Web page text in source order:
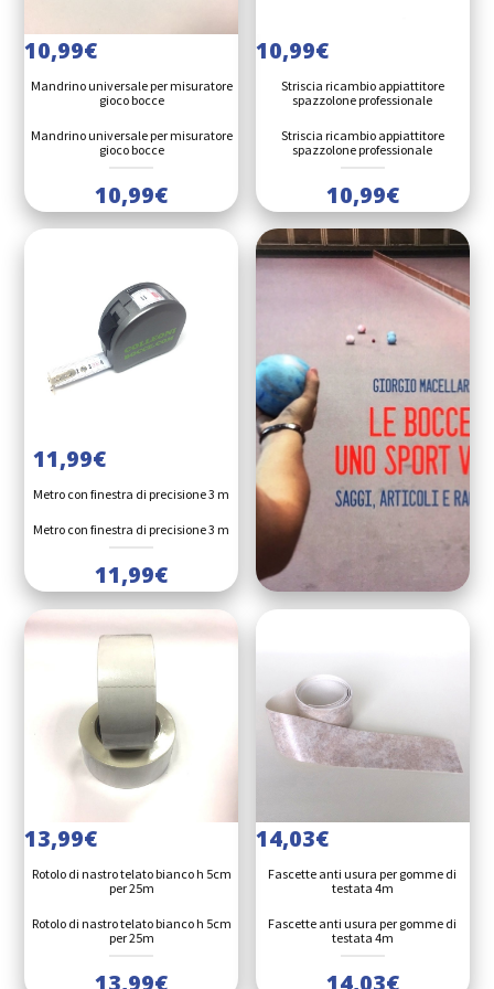
10,99€
Mandrino universale per misuratore
gioco bocce
Mandrino universale per misuratore
gioco bocce
10,99€
10,99€
Striscia ricambio appiattitore
spazzolone professionale
Striscia ricambio appiattitore
spazzolone professionale
10,99€
11,99€
Metro con finestra di precisione 3 m
Metro con finestra di precisione 3 m
11,99€
13,99€
Rotolo di nastro telato bianco h 5cm
per 25m
Rotolo di nastro telato bianco h 5cm
per 25m
14,03€
Fascette anti usura per gomme di
testata 4m
Fascette anti usura per gomme di
testata 4m